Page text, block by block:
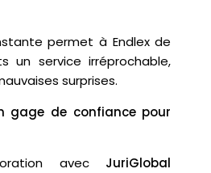
permet à Endlex de
un service irréprochable,
surprises.
gage de confiance pour
avec JuriGlobal